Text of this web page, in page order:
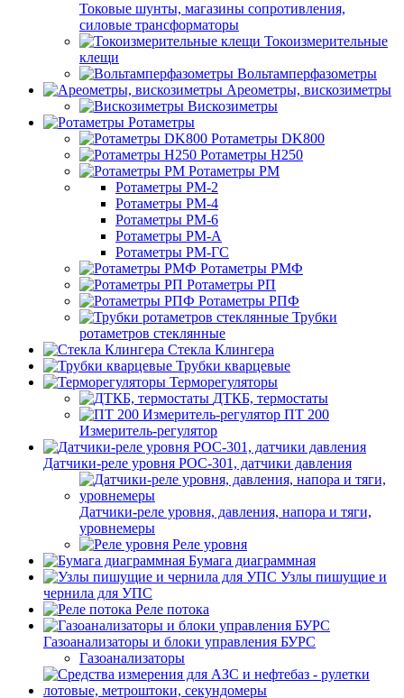
Токовые шунты, магазины сопротивления,
силовые трансформаторы
Токоизмерительные
клещи
Вольтамперфазометры
Ареометры, вискозиметры
Вискозиметры
Ротаметры
Ротаметры DK800
Ротаметры H250
Ротаметры РМ
Ротаметры РМ-2
Ротаметры РМ-4
Ротаметры РМ-6
Ротаметры РМ-А
Ротаметры РМ-ГС
Ротаметры РМФ
Ротаметры РП
Ротаметры РПФ
Трубки
ротаметров стеклянные
Стекла Клингера
Трубки кварцевые
Терморегуляторы
ДТКБ, термостаты
ПТ 200
Измеритель-регулятор
Датчики-реле уровня РОС-301, датчики давления
Датчики-реле уровня, давления, напора и тяги,
уровнемеры
Реле уровня
Бумага диаграммная
Узлы пишущие и
чернила для УПС
Реле потока
Газоанализаторы и блоки управления БУРС
Газоанализаторы